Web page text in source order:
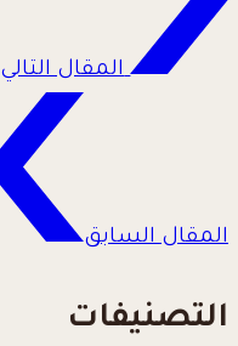
المقال التالي
المقال السابق
التصنيفات